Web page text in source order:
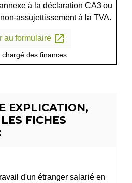
à la déclaration CA3 ou
assujettissement à la TVA.
au formulaire open_in_new
chargé des finances
EXPLICATION,
FICHES
d'un étranger salarié en